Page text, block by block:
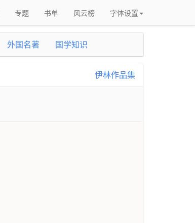
专题 书单 风云榜 字体设置
外国名著 国学知识
伊林作品集